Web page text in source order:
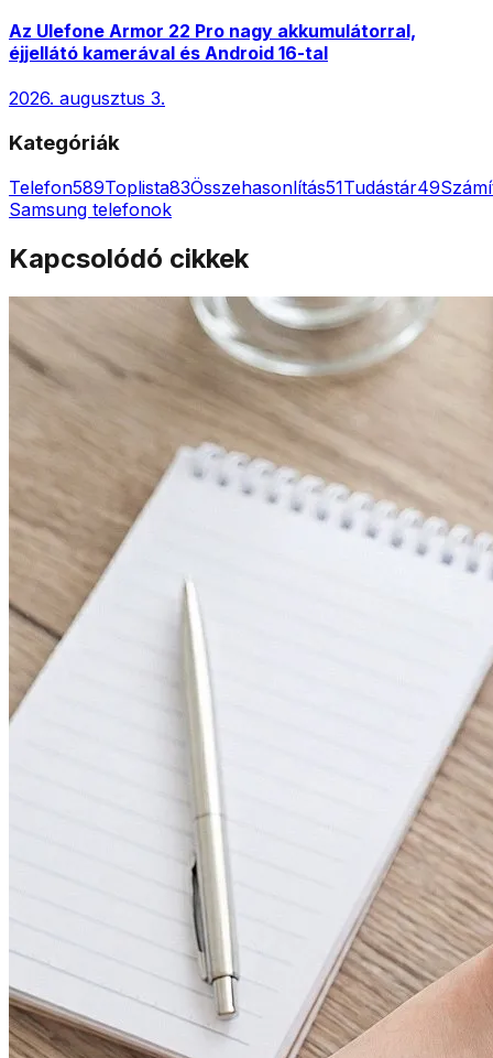
Az Ulefone Armor 22 Pro nagy akkumulátorral,
éjjellátó kamerával és Android 16-tal
2026. augusztus 3.
Kategóriák
Telefon589Toplista83Összehasonlítás51Tudástár49
Samsung telefonok
Kapcsolódó cikkek